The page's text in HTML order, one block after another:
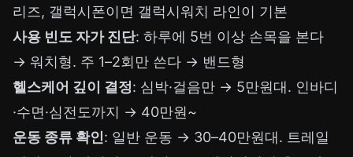
리즈, 갤럭시폰이면 갤럭시워치 라인이 기본
사용 빈도 자가 진단: 하루에 5번 이상 손목을 본다
→ 워치형. 주 1–2회만 쓴다 → 밴드형
헬스케어 깊이 결정: 심박·걸음만 → 5만원대. 인바디
·수면·심전도까지 → 40만원~
운동 종류 확인: 일반 운동 → 30–40만원대. 트레일